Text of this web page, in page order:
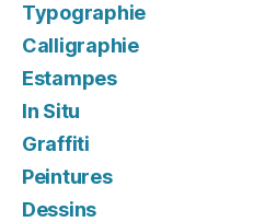
Typographie
Calligraphie
Estampes
In Situ
Graffiti
Peintures
Dessins